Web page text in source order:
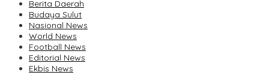
Berita Daerah
Budaya Sulut
Nasional News
World News
Football News
Editorial News
Ekbis News